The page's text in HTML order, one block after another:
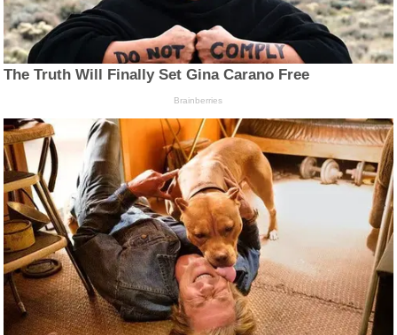
The Truth Will Finally Set Gina Carano Free
Brainberries